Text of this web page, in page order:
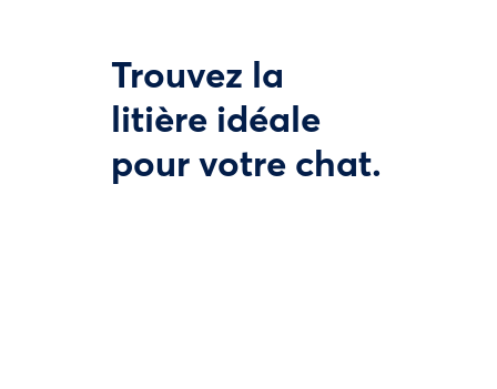
Trouvez la
litière idéale
pour votre chat.